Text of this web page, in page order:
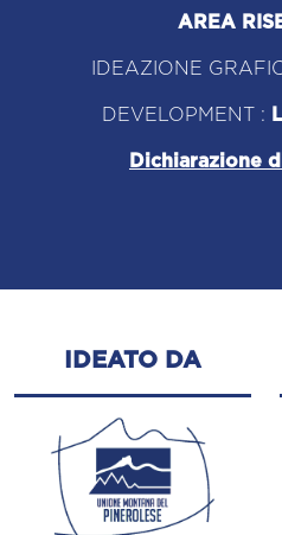
AREA
IDEAZIONE
DEVELOPMENT :
Dichiarazione
IDEATO DA